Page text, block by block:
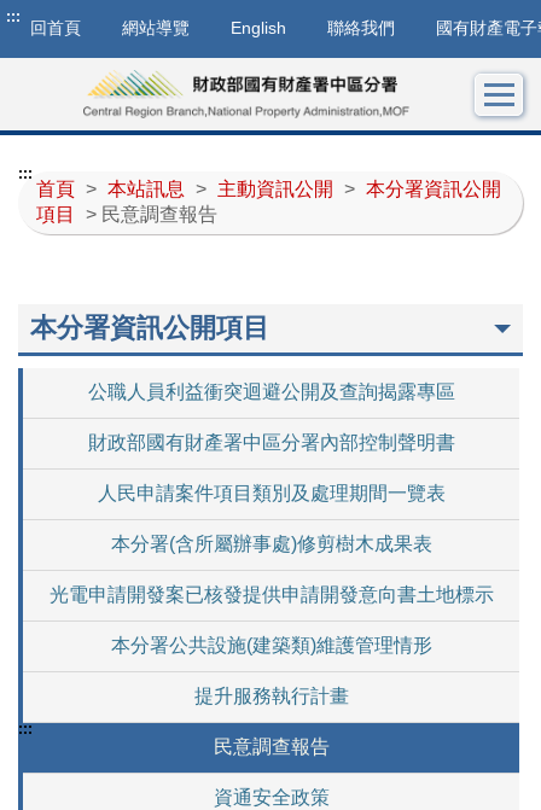
:::
回首頁 網站導覽 English 聯絡我們 國有財產電子
首頁 > 本站訊息 > 主動資訊公開 > 本分署資訊公開
項目
> 民意調查報告
:::
本分署資訊公開項目
公職人員利益衝突迴避公開及查詢揭露專區
財政部國有財產署中區分署內部控制聲明書
人民申請案件項目類別及處理期間一覽表
本分署(含所屬辦事處)修剪樹木成果表
光電申請開發案已核發提供申請開發意向書土地標示
本分署公共設施(建築類)維護管理情形
提升服務執行計畫
民意調查報告
資通安全政策
:::